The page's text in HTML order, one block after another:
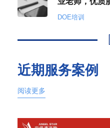
DOE培训
近期服务案例
阅读更多